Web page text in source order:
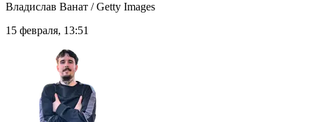
Владислав Ванат / Getty Images
15 февраля, 13:51